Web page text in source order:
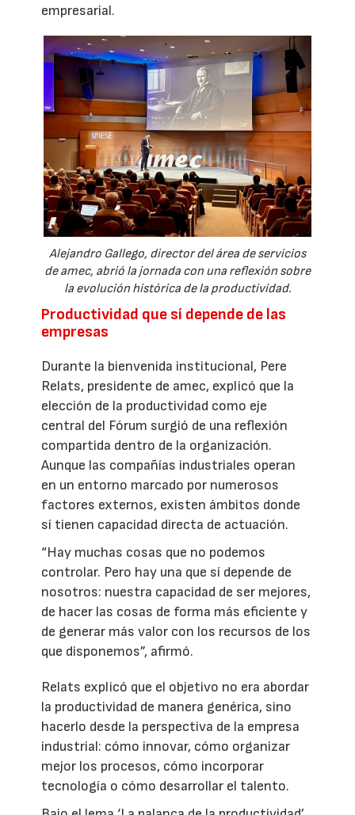
empresarial.
Alejandro Gallego, director del área de servicios
de amec, abrió la jornada con una reflexión sobre
la evolución histórica de la productividad.
Productividad que sí depende de las
empresas
Durante la bienvenida institucional, Pere
Relats, presidente de amec, explicó que la
elección de la productividad como eje
central del Fórum surgió de una reflexión
compartida dentro de la organización.
Aunque las compañías industriales operan
en un entorno marcado por numerosos
factores externos, existen ámbitos donde
sí tienen capacidad directa de actuación.
“Hay muchas cosas que no podemos
controlar. Pero hay una que sí depende de
nosotros: nuestra capacidad de ser mejores,
de hacer las cosas de forma más eficiente y
de generar más valor con los recursos de los
que disponemos”, afirmó.
Relats explicó que el objetivo no era abordar
la productividad de manera genérica, sino
hacerlo desde la perspectiva de la empresa
industrial: cómo innovar, cómo organizar
mejor los procesos, cómo incorporar
tecnología o cómo desarrollar el talento.